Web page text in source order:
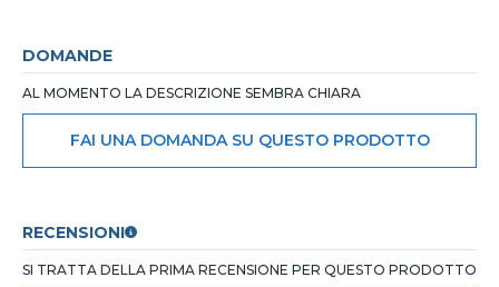
DOMANDE
AL MOMENTO LA DESCRIZIONE SEMBRA CHIARA
FAI UNA DOMANDA SU QUESTO PRODOTTO
RECENSIONI
SI TRATTA DELLA PRIMA RECENSIONE PER QUESTO PRODOTTO